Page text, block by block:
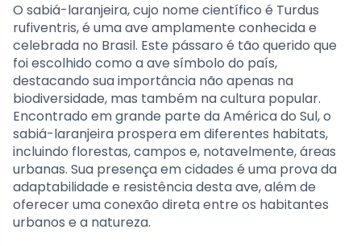
O sabiá-laranjeira, cujo nome científico é Turdus
rufiventris, é uma ave amplamente conhecida e
celebrada no Brasil. Este pássaro é tão querido que
foi escolhido como a ave símbolo do país,
destacando sua importância não apenas na
biodiversidade, mas também na cultura popular.
Encontrado em grande parte da América do Sul, o
sabiá-laranjeira prospera em diferentes habitats,
incluindo florestas, campos e, notavelmente, áreas
urbanas. Sua presença em cidades é uma prova da
adaptabilidade e resistência desta ave, além de
oferecer uma conexão direta entre os habitantes
urbanos e a natureza.